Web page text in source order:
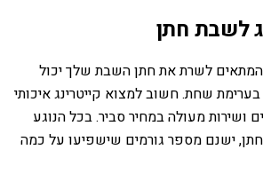
לשבת חתן
המתאים לשרת את חתן השבת שלך יכול
שחת. חשוב למצוא קייטרינג איכותי
ושירות מעולה במחיר סביר. בכל הנוגע
ישנם מספר גורמים שישפיעו על כמה